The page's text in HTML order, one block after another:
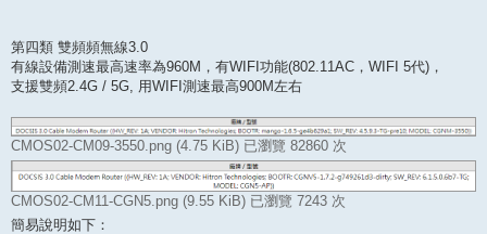
第四類 雙頻頻無線3.0
有線設備測速最高速率為960M，有WIFI功能(802.11AC，WIFI 5代)，
支援雙頻2.4G / 5G, 用WIFI測速最高900M左右
CMOS02-CM09-3550.png (4.75 KiB) 已瀏覽 82860 次
CMOS02-CM11-CGN5.png (9.55 KiB) 已瀏覽 7243 次
簡易說明如下：